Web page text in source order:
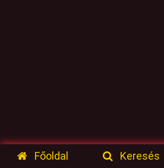
Főoldal Keresés